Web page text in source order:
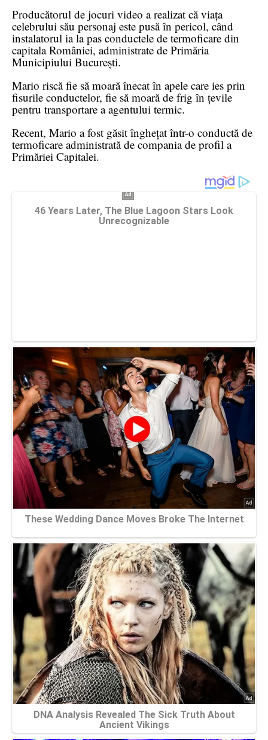
Producătorul de jocuri video a realizat că viața
celebrului său personaj este pusă în pericol, când
instalatorul ia la pas conductele de termoficare din
capitala României, administrate de Primăria
Municipiului București.
Mario riscă fie să moară înecat în apele care ies prin
fisurile conductelor, fie să moară de frig în țevile
pentru transportare a agentului termic.
Recent, Mario a fost găsit înghețat într-o conductă de
termoficare administrată de compania de profil a
Primăriei Capitalei.